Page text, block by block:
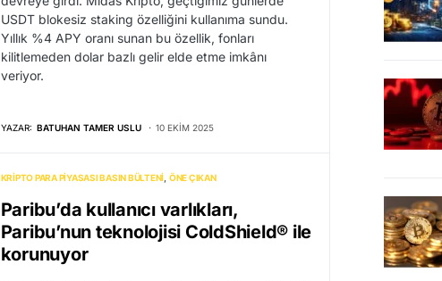
USDT blokesiz staking özelliğini kullanıma sundu.
Yıllık %4 APY oranı sunan bu özellik, fonları
kilitlemeden dolar bazlı gelir elde etme imkânı
veriyor.
YAZAR: BATUHAN TAMER USLU 10 EKIM 2025
KRIPTO PARA PIYASASI BASIN BÜLTENI ÖNE ÇIKAN
Paribu’da kullanıcı varlıkları,
Paribu’nun teknolojisi ColdShield® ile
korunuyor